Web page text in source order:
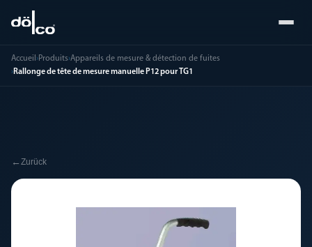
Accueil ›Produits›Appareils de mesure & détection de fuites
›Rallonge de tête de mesure manuelle P12 pour TG1
← Zurück